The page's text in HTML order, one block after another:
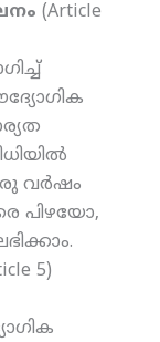
(Article
വര്‍ഷം
പിഴയോ,
5)